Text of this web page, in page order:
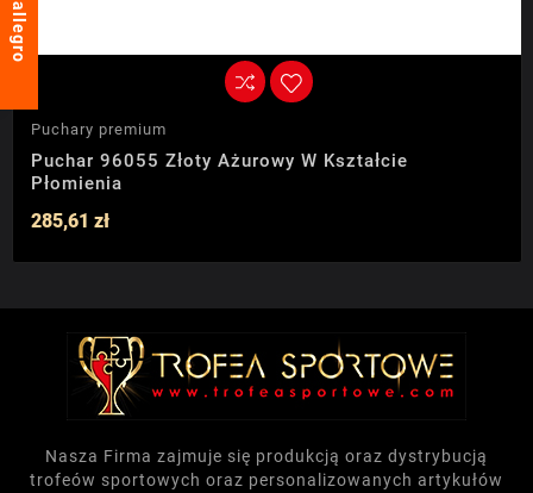
Puchary premium
Puchar 96055 Złoty Ażurowy W Kształcie
Płomienia
285,61 zł
Nasza Firma zajmuje się produkcją oraz dystrybucją
trofeów sportowych oraz personalizowanych artykułów
allegro